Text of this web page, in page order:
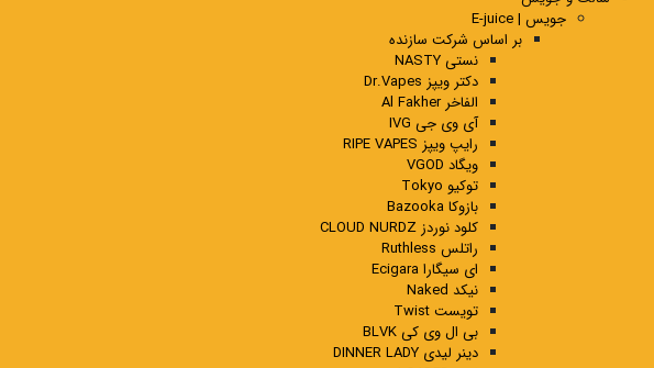
جویس | E-juice
بر اساس شرکت سازنده
نستی NASTY
دکتر ویپز Dr.Vapes
الفاخر Al Fakher
آی وی جی IVG
رایپ ویپز RIPE VAPES
ویگاد VGOD
توکیو Tokyo
بازوکا Bazooka
کلود نوردز CLOUD NURDZ
راتلس Ruthless
ای سیگارا Ecigara
نیکد Naked
تویست Twist
بی ال وی کی BLVK
دینر لیدی DINNER LADY